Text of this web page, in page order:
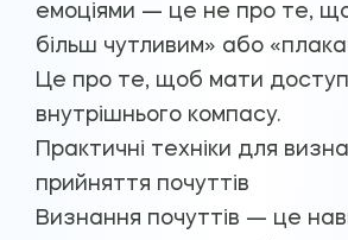
емоціями — це не про те,
більш чутливим» або
Це про те, щоб мати
внутрішнього компасу.
Практичні техніки для
прийняття почуттів
Визнання почуттів — це